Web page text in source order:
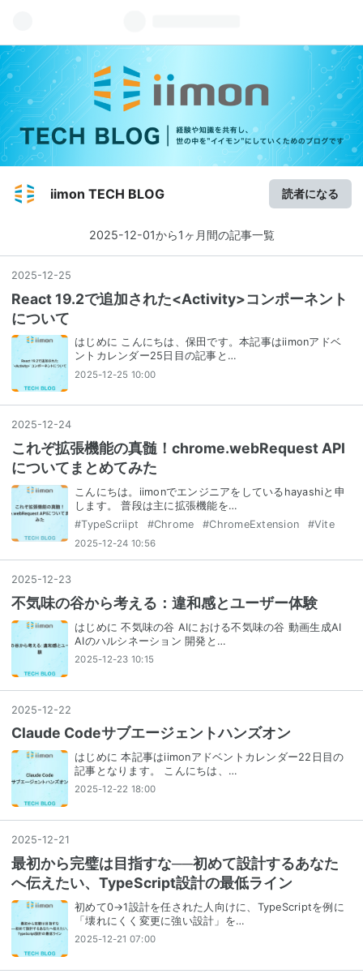
iimon TECH BLOG 読者になる
2025-12-01から1ヶ月間の記事一覧
2025-12-25
React 19.2で追加された<Activity>コンポーネント
について
はじめに こんにちは、保田です。本記事はiimonアドベ
ントカレンダー25日目の記事と…
2025-12-25 10:00
2025-12-24
これぞ拡張機能の真髄！chrome.webRequest API
についてまとめてみた
こんにちは。iimonでエンジニアをしているhayashiと申
します。 普段は主に拡張機能を…
#TypeScriipt #Chrome #ChromeExtension #Vite
2025-12-24 10:56
2025-12-23
不気味の谷から考える：違和感とユーザー体験
はじめに 不気味の谷 AIにおける不気味の谷 動画生成AI
AIのハルシネーション 開発と…
2025-12-23 10:15
2025-12-22
Claude Codeサブエージェントハンズオン
はじめに 本記事はiimonアドベントカレンダー22日目の
記事となります。 こんにちは、…
2025-12-22 18:00
2025-12-21
最初から完璧は目指すな──初めて設計するあなた
へ伝えたい、TypeScript設計の最低ライン
初めて0→1設計を任された人向けに、TypeScriptを例に
「壊れにくく変更に強い設計」を…
2025-12-21 07:00